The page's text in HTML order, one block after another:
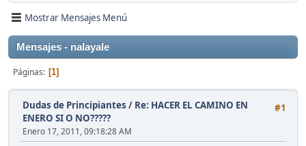
Mostrar Mensajes Menú
Mensajes - nalayale
Páginas 1
#1
Dudas de Principiantes / Re: HACER EL CAMINO EN
ENERO SI O NO?????
Enero 17, 2011, 09:18:28 AM